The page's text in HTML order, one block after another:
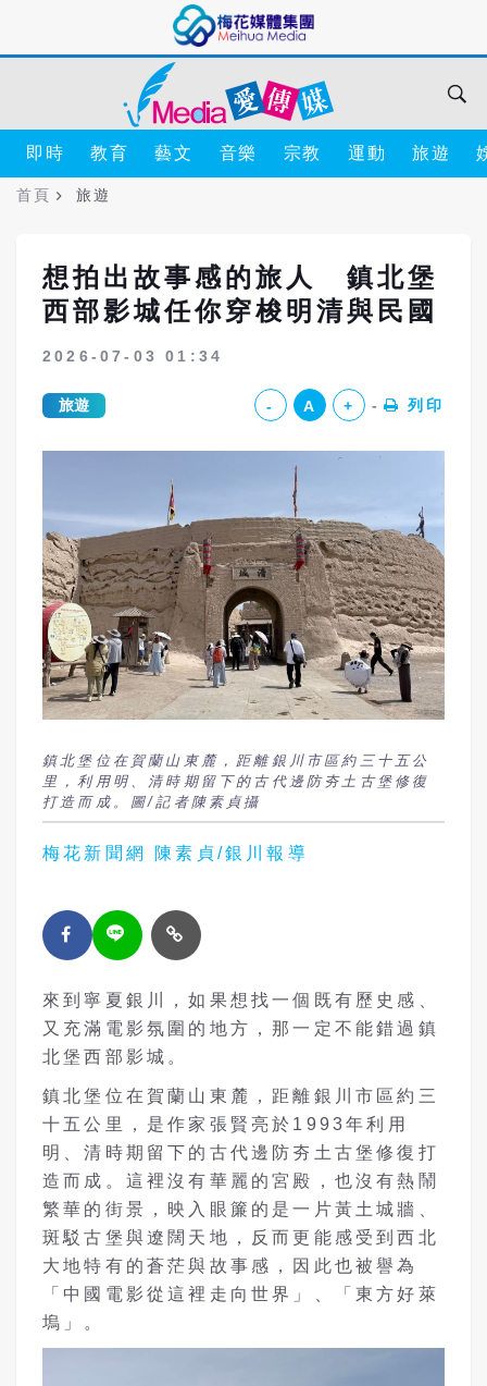
即時 教育 藝文 音樂 宗教 運動 旅遊
首頁 旅遊
想拍出故事感的旅人 鎮北堡
西部影城任你穿梭明清與民國
2026-07-03 01:34
旅遊 - A + 列印
鎮北堡位在賀蘭山東麓，距離銀川市區約三十五公
里，利用明、清時期留下的古代邊防夯土古堡修復
打造而成。圖/記者陳素貞攝
梅花新聞網 陳素貞/銀川報導
來到寧夏銀川，如果想找一個既有歷史感、
又充滿電影氛圍的地方，那一定不能錯過鎮
北堡西部影城。
鎮北堡位在賀蘭山東麓，距離銀川市區約三
十五公里，是作家張賢亮於1993年利用
明、清時期留下的古代邊防夯土古堡修復打
造而成。這裡沒有華麗的宮殿，也沒有熱鬧
繁華的街景，映入眼簾的是一片黃土城牆、
斑駁古堡與遼闊天地，反而更能感受到西北
大地特有的蒼茫與故事感，因此也被譽為
「中國電影從這裡走向世界」、「東方好萊
塢」。